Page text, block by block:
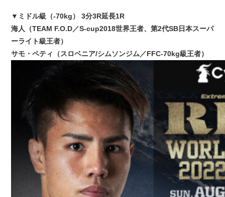
▼ミドル級（-70kg） 3分3R延長1R
海人（TEAM F.O.D／S-cup2018世界王者、第2代SB日本スーパ
ーライト級王者）
サモ・ペティ（スロベニア/シムソンジム／FFC-70kg級王者）